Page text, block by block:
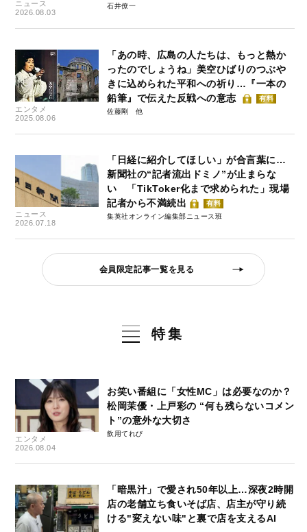
ニュース
2026.08.03
石井僚一
エンタメ
2025.08.06
「あの時、広島の人たちは、もっと熱か
ったのでしょうね」美空ひばりのつぶや
きに込められた平和への祈り…『一本の
鉛筆』で伝えた反戦への意志
有料
佐藤剛
ニュース
2026.07.18
「日経に紹介してほしい」が合言葉に…
新聞社の“記者流出ドミノ”が止まらな
い 「TikToker化まで求められた」現場
記者から不満続出
有料
集英社オンライン編集部ニュース班
会員限定記事一覧を見る
特集
エンタメ
2026.08.04
お笑い番組に「女性MC」は必要なのか？
松岡茉優・上戸彩の “何も残らないコメン
ト”の意外な大切さ
飲用てれび
「暗黒汁」で愛され50年以上…深夜2時開
店の老舗立ち食いそば店、店主が守り続
ける"変えない味"と裏で店を支えるAI